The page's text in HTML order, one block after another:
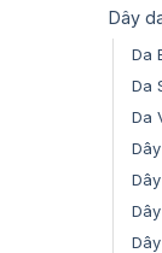
- Dây Da
Dây
Da
Da
Da